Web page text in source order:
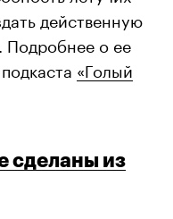
действенную
Подробнее о ее
«Голый
сделаны из